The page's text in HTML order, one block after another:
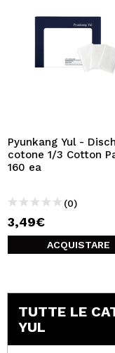
Pyunkang Yul -
cotone 1/3 Cotton
160 ea
(0)
3,49€
ACQUISTARE
TUTTE LE
YUL